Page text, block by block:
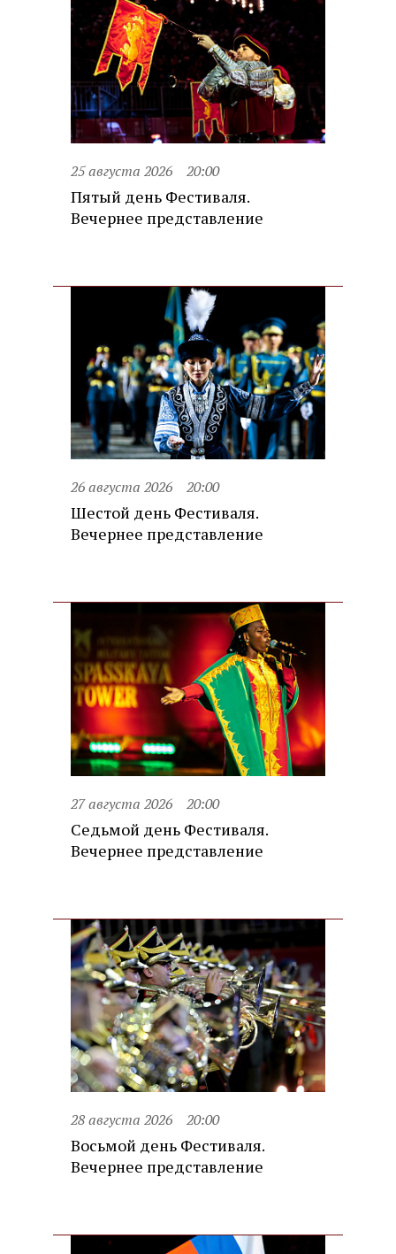
25 августа 2026 20:00
Пятый день Фестиваля.
Вечернее представление
26 августа 2026 20:00
Шестой день Фестиваля.
Вечернее представление
27 августа 2026 20:00
Седьмой день Фестиваля.
Вечернее представление
28 августа 2026 20:00
Восьмой день Фестиваля.
Вечернее представление